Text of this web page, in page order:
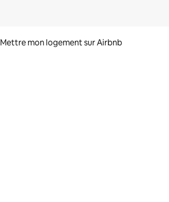
Mettre mon logement sur Airbnb